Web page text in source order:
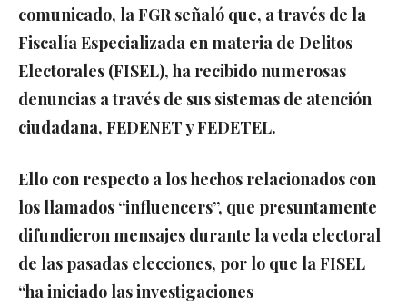
comunicado, la FGR señaló que, a través de la
Fiscalía Especializada en materia de Delitos
Electorales (FISEL), ha recibido numerosas
denuncias a través de sus sistemas de atención
ciudadana, FEDENET y FEDETEL.
Ello con respecto a los hechos relacionados con
los llamados “influencers”, que presuntamente
difundieron mensajes durante la veda electoral
de las pasadas elecciones, por lo que la FISEL
“ha iniciado las investigaciones